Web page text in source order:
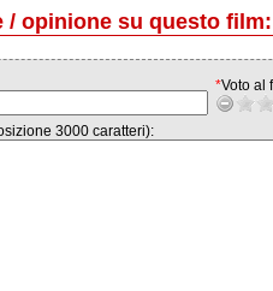
/ opinione su questo
*Voto al
3000 caratteri):